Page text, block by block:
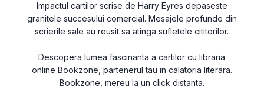
Impactul cartilor scrise de Harry Eyres depaseste
granitele succesului comercial. Mesajele profunde din
scrierile sale au reusit sa atinga sufletele cititorilor.
Descopera lumea fascinanta a cartilor cu libraria
online Bookzone, partenerul tau in calatoria literara.
Bookzone, mereu la un click distanta.